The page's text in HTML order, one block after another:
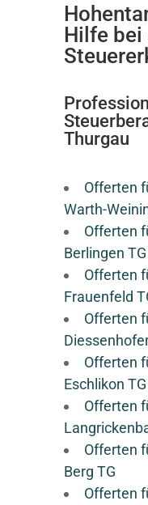
Hilfe bei
Thurgau
Offerten
Warth-
Offerten
Berlingen TG
Offerten
Frauenfeld
Offerten
Offerten
Eschlikon TG
Offerten
Offerten
Berg TG
Offerten